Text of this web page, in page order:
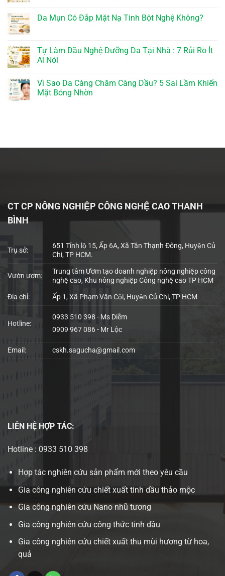
Da Mụn Có Đắp Mặt Nạ Tinh Bột Nghệ Không?
Tự Làm Dầu Nghệ Dưỡng Da Tại Nhà : 7 Rủi Ro Ít
Ai Nói
Vì Sao Da Càng Chăm Càng Dầu? 5 Sai Lầm Khiến
Mặt Bóng Nhờn
CT CP NÔNG NGHIỆP CÔNG NGHỆ CAO THANH
BÌNH
Trụ sở:
651 Tỉnh lộ 15, Ấp 6A, Xã Tân Thạnh Đông, Huyện Củ
Chi, TP HCM.
Vườn ươm:
Trung tâm Ươm tạo doanh nghiệp nông nghiệp công
nghệ cao, Khu nông nghiệp Công nghệ cao TP HCM
Địa chỉ: Ấp 1, Xã Phạm Văn Cội, Huyện Củ Chi, TP HCM
Hotline:
0933 510 398 - Ms Diễm
0909 967 086 - Mr Lộc
Email: cskh.sagucha@gmail.com
LIÊN HỆ HỢP TÁC:
Hotline : 0933 510 398
Hợp tác nghiên cứu sản phẩm mới theo yêu cầu
Gia công nghiên cứu chiết xuất tinh dầu thảo mộc
Gia công nghiên cứu Nano nhũ tương
Gia công nghiên cứu công thức tinh dầu
Gia công nghiên cứu chiết xuất thu mùi hương từ hoa,
quả